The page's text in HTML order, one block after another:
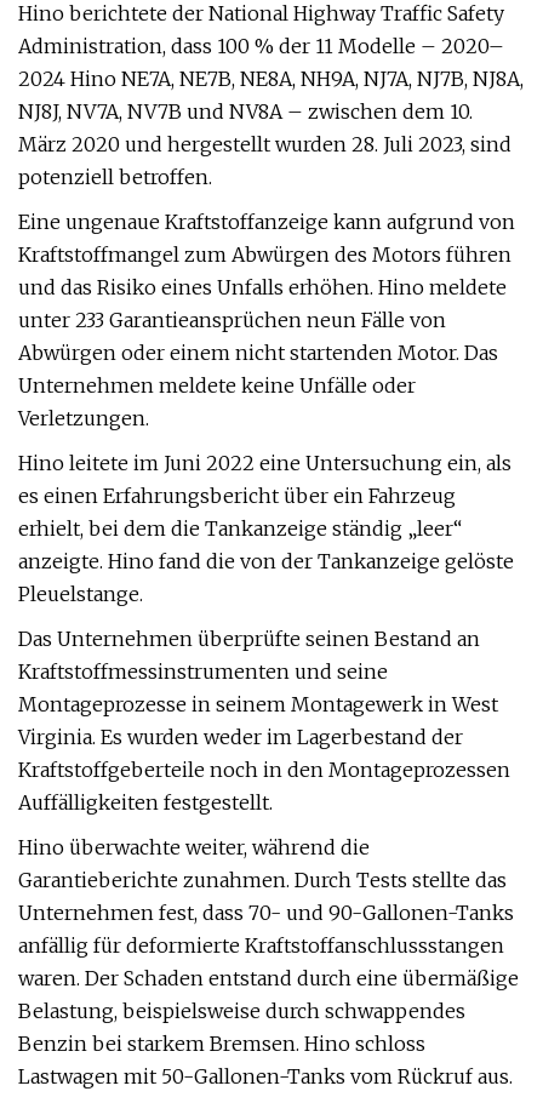
Hino berichtete der National Highway Traffic Safety
Administration, dass 100 % der 11 Modelle – 2020–
2024 Hino NE7A, NE7B, NE8A, NH9A, NJ7A, NJ7B, NJ8A,
NJ8J, NV7A, NV7B und NV8A – zwischen dem 10.
März 2020 und hergestellt wurden 28. Juli 2023, sind
potenziell betroffen.
Eine ungenaue Kraftstoffanzeige kann aufgrund von
Kraftstoffmangel zum Abwürgen des Motors führen
und das Risiko eines Unfalls erhöhen. Hino meldete
unter 233 Garantieansprüchen neun Fälle von
Abwürgen oder einem nicht startenden Motor. Das
Unternehmen meldete keine Unfälle oder
Verletzungen.
Hino leitete im Juni 2022 eine Untersuchung ein, als
es einen Erfahrungsbericht über ein Fahrzeug
erhielt, bei dem die Tankanzeige ständig „leer“
anzeigte. Hino fand die von der Tankanzeige gelöste
Pleuelstange.
Das Unternehmen überprüfte seinen Bestand an
Kraftstoffmessinstrumenten und seine
Montageprozesse in seinem Montagewerk in West
Virginia. Es wurden weder im Lagerbestand der
Kraftstoffgeberteile noch in den Montageprozessen
Auffälligkeiten festgestellt.
Hino überwachte weiter, während die
Garantieberichte zunahmen. Durch Tests stellte das
Unternehmen fest, dass 70- und 90-Gallonen-Tanks
anfällig für deformierte Kraftstoffanschlussstangen
waren. Der Schaden entstand durch eine übermäßige
Belastung, beispielsweise durch schwappendes
Benzin bei starkem Bremsen. Hino schloss
Lastwagen mit 50-Gallonen-Tanks vom Rückruf aus.